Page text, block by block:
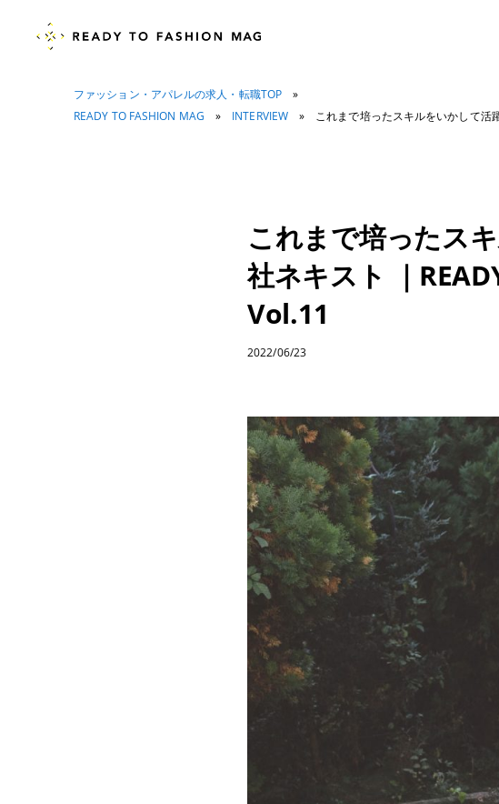
ファッション・アパレルの求人・転職TOP
»
READY TO FASHION MAG
» INTERVIEW » これまで培ったスキルをいかして活
これまで培ったス
社ネキスト ｜
Vol.11
2022/06/23